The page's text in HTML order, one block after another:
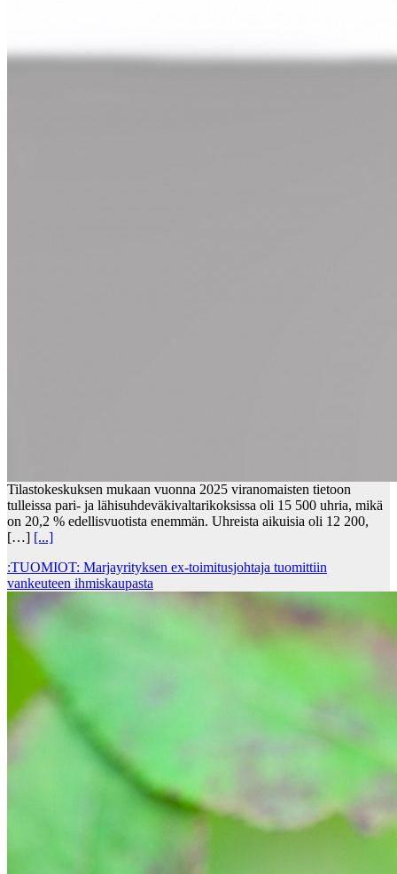
Tilastokeskuksen mukaan vuonna 2025 viranomaisten tietoon
tulleissa pari- ja lähisuhdeväkivaltarikoksissa oli 15 500 uhria, mikä
on 20,2 % edellisvuotista enemmän. Uhreista aikuisia oli 12 200,
[…] [...]
:TUOMIOT: Marjayrityksen ex-toimitusjohtaja tuomittiin
vankeuteen ihmiskaupasta